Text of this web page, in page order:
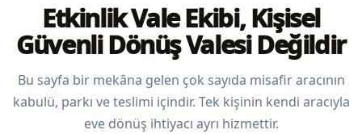
Etkinlik Vale Ekibi, Kişisel
Güvenli Dönüş Valesi Değildir
Bu sayfa bir mekâna gelen çok sayıda misafir aracının
kabulü, parkı ve teslimi içindir. Tek kişinin kendi aracıyla
eve dönüş ihtiyacı ayrı hizmettir.